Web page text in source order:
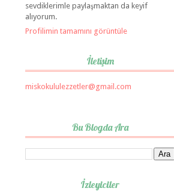
sevdiklerimle paylaşmaktan da keyif
alıyorum.
Profilimin tamamını görüntüle
İletişim
miskokululezzetler@gmail.com
Bu Blogda Ara
İzleyiciler